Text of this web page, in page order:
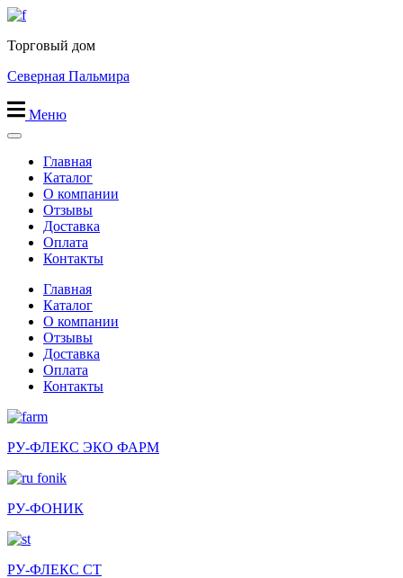
Перейти
содержимому
Торговый дом
Северная Пальмира
Меню
Главная
Каталог
О компании
Отзывы
Доставка
Оплата
Контакты
Главная
Каталог
О компании
Отзывы
Доставка
Оплата
Контакты
РУ-ФЛЕКС ЭКО ФАРМ
РУ-ФОНИК
РУ-ФЛЕКС СТ